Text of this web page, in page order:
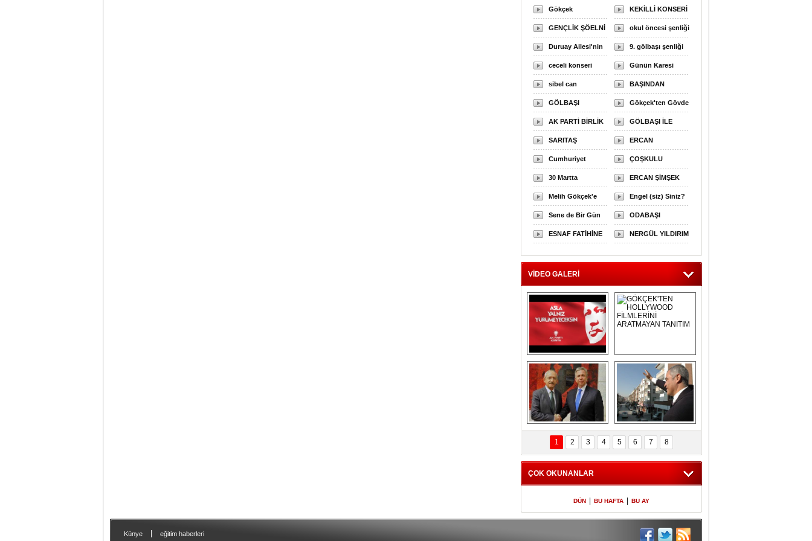
Manzaraları COŞKUSU
Gökçek
Muhtarlarla
KEKİLLİ KONSERİ
GENÇLİK ŞÖELNİ okul öncesi şenliği
Duruay Ailesi'nin
Mutlu Günü
9. gölbaşı şenliği
ceceli konseri Günün Karesi
sibel can BAŞINDAN
SONUNA
GÖLBAŞI ŞENLİĞİ
GÖLBAŞI
MANZARALARI
Gökçek'ten Gövde
Gösterisi
AK PARTİ BİRLİK
BERABERLİK
YEMEĞ
GÖLBAŞI İLE
YOLA ÇIKTI
SARITAŞ
AÇIKLADI
ERCAN
ŞİMŞEK’TEN
ESNAF ZİYARETİ
Cumhuriyet
Bayramı,
Gölbaşı’nda
Kutlandı
ÇOŞKULU
BAŞVURU..
30 Martta
Gölbaşı'nda Yeni
Bir Başlangıç
Olacak
ERCAN ŞİMŞEK
GÖLBAŞI'NDA
KASIRGA ETKİSİ
YARATTI
Melih Gökçek'e
havai fişekli,
mehteranlı, halayl
Engel (siz) Siniz?
Sene de Bir Gün
Hatırlanmasınlar
ODABAŞI
HANEDANLIĞINA
ESNAF FATİHİNE NERGÜL YILDIRIM
BÜROSUNU AÇTI
VİDEO GALERİ
Asla Yalnız
Yürümeyeceksin
Uzun Adam
GÖKÇEK'TEN
HOLLYWOOD
FİLMLERİNİ
ARATMAYAN
TANITIM
DAL İÇERİ ZÜBÜK!
ERCAN ŞİMŞEK
GÖLBAŞI'NDA
KASIRGA ETKİSİ
YARATTI !
1 2 3 4 5 6 7 8
ÇOK OKUNANLAR
DÜN BU HAFTA BU AY
Künye eğitim haberleri